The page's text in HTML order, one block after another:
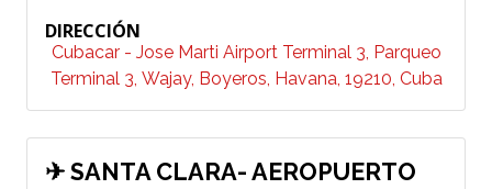
DIRECCIÓN
Cubacar - Jose Marti Airport Terminal 3, Parqueo
Terminal 3, Wajay, Boyeros, Havana, 19210, Cuba
✈ SANTA CLARA- AEROPUERTO